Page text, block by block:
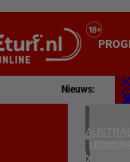
Nieuws:
3